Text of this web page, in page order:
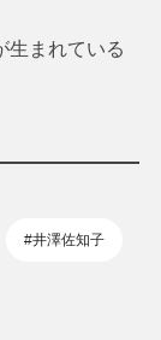
生まれている
#井澤佐知子